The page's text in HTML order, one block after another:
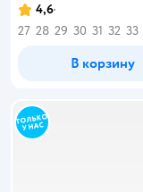
4,6
27 28 29 30 31 32 33
В корзину